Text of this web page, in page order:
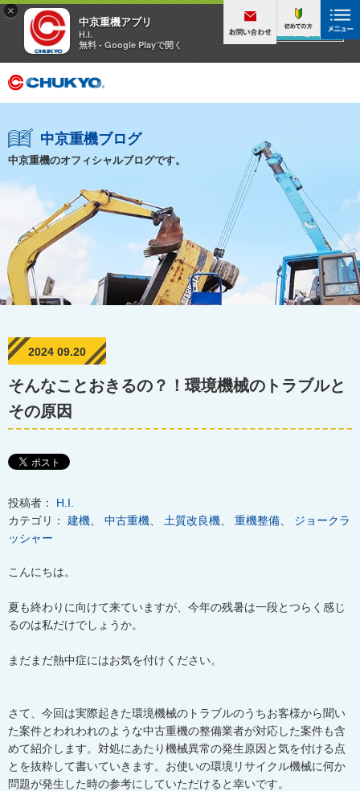
×
中京重機アプリ
H.I.
無料 - Google Playで開く
アプリを見る
中京重機ブログ
中京重機のオフィシャルブログです。
2024 09.20
そんなことおきるの？！環境機械のトラブルと
その原因
投稿者：
H.I.
カテゴリ： 建機 中古重機 土質改良機 重機整備
ジョークラ
ッシャー
こんにちは。
夏も終わりに向けて来ていますが、今年の残暑は一段とつらく感じ
るのは私だけでしょうか。
まだまだ熱中症にはお気を付けください。
さて、今回は実際起きた環境機械のトラブルのうちお客様から聞い
た案件とわれわれのような中古重機の整備業者が対応した案件も含
めて紹介します。対処にあたり機械異常の発生原因と気を付ける点
とを抜粋して書いていきます。お使いの環境リサイクル機械に何か
問題が発生した時の参考にしていただけると幸いです。